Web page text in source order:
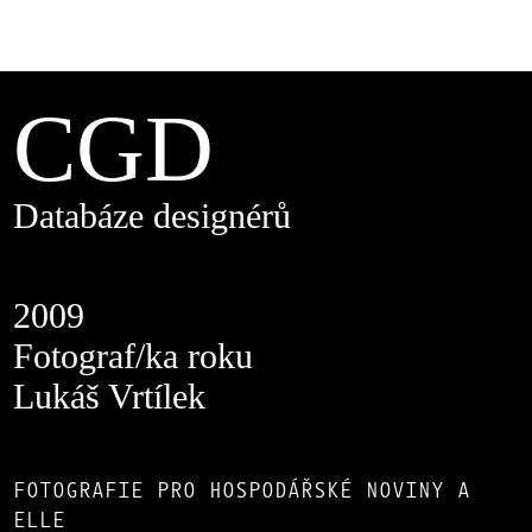
CGD
Databáze designérů
2009
Fotograf/ka roku
Lukáš Vrtílek
FOTOGRAFIE PRO HOSPODÁŘSKÉ NOVINY A
ELLE